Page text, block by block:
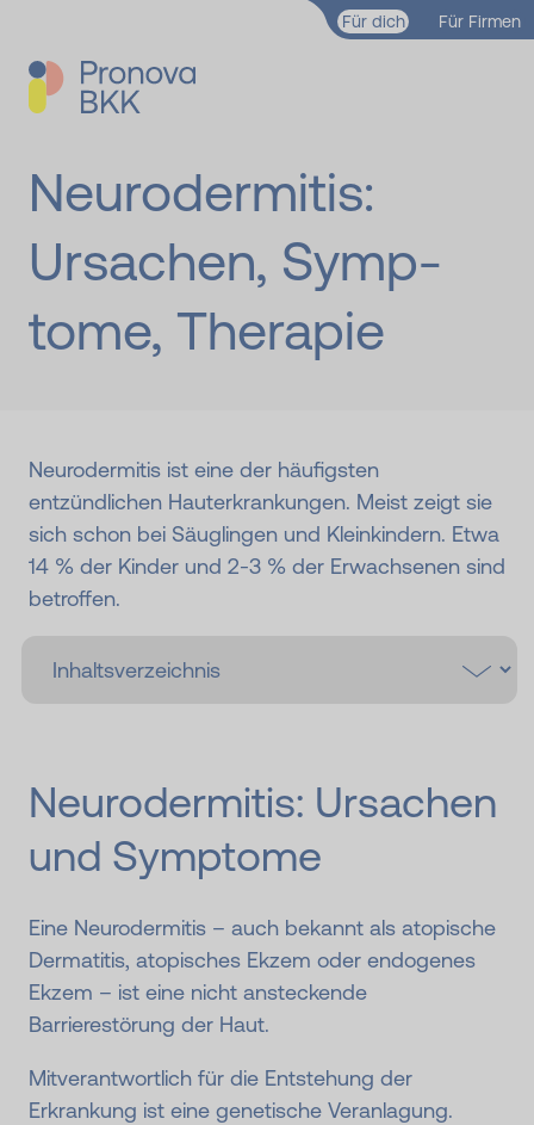
Zum Hauptinhalt springen
Für dich Für Firmen
Neuro­dermitis:
Ursachen, Symp­
tome, Therapie
Neurodermitis ist eine der häufigsten
entzündlichen Hauterkrankungen. Meist zeigt sie
sich schon bei Säuglingen und Kleinkindern. Etwa
14 % der Kinder und 2-3 % der Erwachsenen sind
betroffen.
Neurodermitis: Ursachen
und Symptome
Eine Neurodermitis – auch bekannt als atopische
Dermatitis, atopisches Ekzem oder endogenes
Ekzem – ist eine nicht ansteckende
Barrierestörung der Haut.
Mitverantwortlich für die Entstehung der
Erkrankung ist eine genetische Veranlagung.